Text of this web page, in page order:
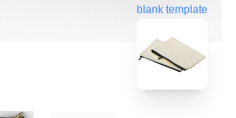
blank template